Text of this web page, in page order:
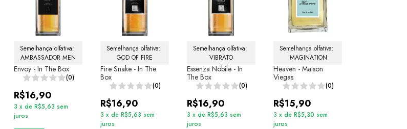
Semelhança olfativa:
AMBASSADOR MEN
Envoy - In The Box
(0)
R$16,90
3 x de R$5,63 sem
juros
Semelhança olfativa:
GOD OF FIRE
Fire Snake - In The
Box
(0)
R$16,90
3 x de R$5,63 sem
juros
Semelhança olfativa:
VIBRATO
Essenza Nobile - In
The Box
(0)
R$16,90
3 x de R$5,63 sem
juros
Semelhança olfativa:
IMAGINATION
Heaven - Maison
Viegas
(0)
R$15,90
3 x de R$5,30 sem
juros